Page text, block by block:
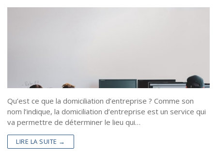
Qu’est ce que la domiciliation d’entreprise ? Comme son
nom l’indique, la domiciliation d’entreprise est un service qui
va permettre de déterminer le lieu qui…
LIRE LA SUITE →